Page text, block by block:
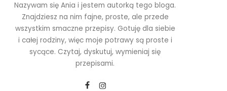
Nazywam się Ania i jestem autorką tego bloga.
Znajdziesz na nim fajne, proste, ale przede
wszystkim smaczne przepisy. Gotuję dla siebie
i całej rodziny, więc moje potrawy są proste i
sycące. Czytaj, dyskutuj, wymieniaj się
przepisami.